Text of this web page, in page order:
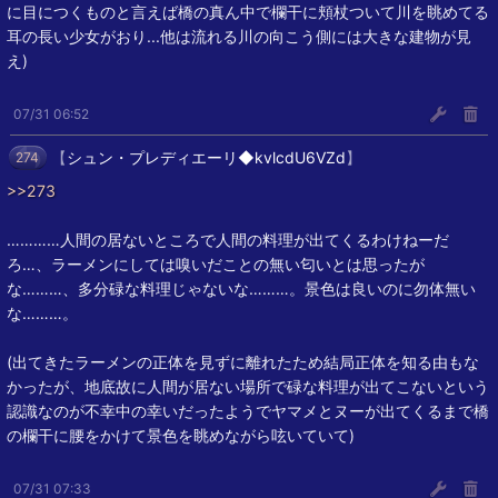
に目につくものと言えば橋の真ん中で欄干に頬杖ついて川を眺めてる
耳の長い少女がおり...他は流れる川の向こう側には大きな建物が見
え)
07/31 06:52
274 【シュン・プレディエーリ◆kvlcdU6VZd】
>>273
…………人間の居ないところで人間の料理が出てくるわけねーだ
ろ…、ラーメンにしては嗅いだことの無い匂いとは思ったが
な………、多分碌な料理じゃないな………。景色は良いのに勿体無い
な………。
(出てきたラーメンの正体を見ずに離れたため結局正体を知る由もな
かったが、地底故に人間が居ない場所で碌な料理が出てこないという
認識なのが不幸中の幸いだったようでヤマメとヌーが出てくるまで橋
の欄干に腰をかけて景色を眺めながら呟いていて)
07/31 07:33